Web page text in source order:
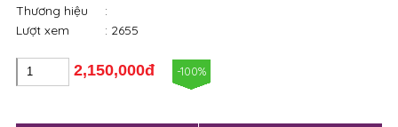
Thương hiệu
:
Lượt xem
: 2655
2,150,000đ -100%